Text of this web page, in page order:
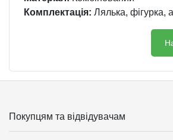
Комплектація: Лялька, фігурка,
Покупцям та відвідувачам